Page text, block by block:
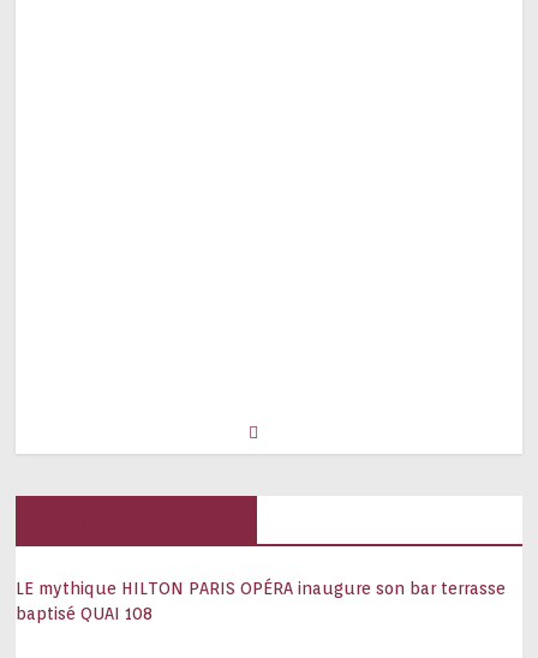
LE mythique HILTON PARIS OPÉRA inaugure son bar terrasse
baptisé QUAI 108